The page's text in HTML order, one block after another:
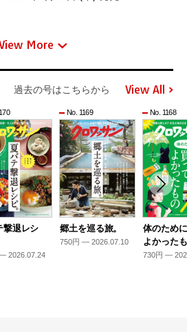
More
過去の号はこちらから View All
撃退レシ
2026.07.24
No. 1169
郷土を巡る旅。
750円 — 2026.07.10
No. 1168
体のため
よかった
730円 —